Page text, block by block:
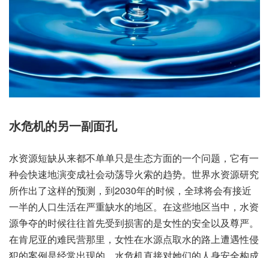
水危机的另一副面孔
水资源短缺从来都不单单只是生态方面的一个问题，它有一
种会快速地演变成社会动荡导火索的趋势。世界水资源研究
所作出了这样的预测，到2030年的时候，全球将会有接近
一半的人口生活在严重缺水的地区。在这些地区当中，水资
源争夺的时候往往首先受到损害的是女性的安全以及尊严。
在肯尼亚的难民营那里，女性在水源点取水的路上遭遇性侵